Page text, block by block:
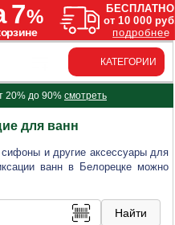
КАТЕГОРИИ
20% до 90% смотреть
для ванн
и другие аксессуары для
ванн в Белорецке можно